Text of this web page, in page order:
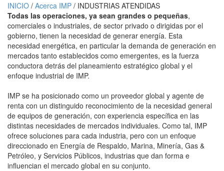
INICIO / Acerca IMP / INDUSTRIAS ATENDIDAS
Todas las operaciones, ya sean grandes o pequeñas,
comerciales o industriales, de sector privado o dirigidas por el
gobierno, tienen la necesidad de generar energía. Esta
necesidad energética, en particular la demanda de generación en
mercados tanto establecidos como emergentes, es la fuerza
conductora detrás del planeamiento estratégico global y el
enfoque industrial de IMP.
IMP se ha posicionado como un proveedor global y agente de
renta con un distinguido reconocimiento de la necesidad general
de equipos de generación, con experiencia específica en las
distintas necesidades de mercados individuales. Como tal, IMP
ofrece soluciones para cada industria, pero con un enfoque
direccionado en Energía de Respaldo, Marina, Minería, Gas &
Petróleo, y Servicios Públicos, industrias que dan forma e
influencian el mercado global en su conjunto.